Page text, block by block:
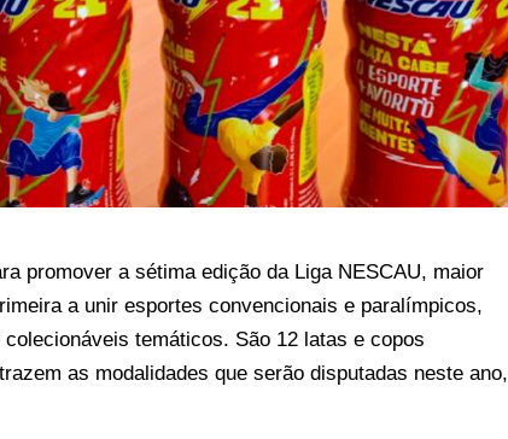
promover a sétima edição da Liga NESCAU, maior
a unir esportes convencionais e paralímpicos,
temáticos. São 12 latas e copos
as modalidades que serão disputadas neste ano,